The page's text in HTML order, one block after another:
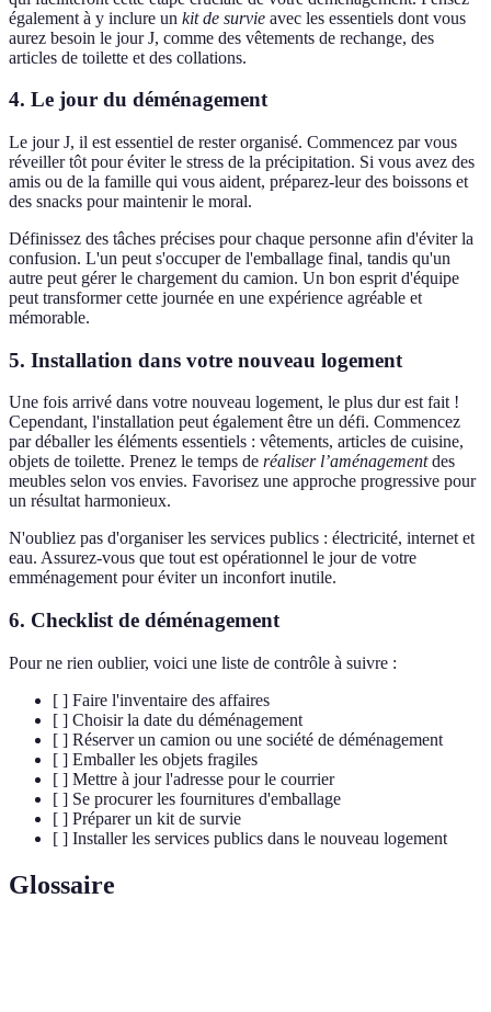
également à y inclure un kit de survie avec les essentiels dont vous
aurez besoin le jour J, comme des vêtements de rechange, des
articles de toilette et des collations.
4. Le jour du déménagement
Le jour J, il est essentiel de rester organisé. Commencez par vous
réveiller tôt pour éviter le stress de la précipitation. Si vous avez des
amis ou de la famille qui vous aident, préparez-leur des boissons et
des snacks pour maintenir le moral.
Définissez des tâches précises pour chaque personne afin d'éviter la
confusion. L'un peut s'occuper de l'emballage final, tandis qu'un
autre peut gérer le chargement du camion. Un bon esprit d'équipe
peut transformer cette journée en une expérience agréable et
mémorable.
5. Installation dans votre nouveau logement
Une fois arrivé dans votre nouveau logement, le plus dur est fait !
Cependant, l'installation peut également être un défi. Commencez
par déballer les éléments essentiels : vêtements, articles de cuisine,
objets de toilette. Prenez le temps de réaliser l’aménagementdes
meubles selon vos envies. Favorisez une approche progressive pour
un résultat harmonieux.
N'oubliez pas d'organiser les services publics : électricité, internet et
eau. Assurez-vous que tout est opérationnel le jour de votre
emménagement pour éviter un inconfort inutile.
6. Checklist de déménagement
Pour ne rien oublier, voici une liste de contrôle à suivre :
[ ] Faire l'inventaire des affaires
[ ] Choisir la date du déménagement
[ ] Réserver un camion ou une société de déménagement
[ ] Emballer les objets fragiles
[ ] Mettre à jour l'adresse pour le courrier
[ ] Se procurer les fournitures d'emballage
[ ] Préparer un kit de survie
[ ] Installer les services publics dans le nouveau logement
Glossaire